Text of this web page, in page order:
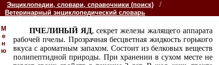
Энциклопедии, словари, справочники (поиск) /
Ветеринарный энциклопедический словарь
М
е
н
ю
ПЧЕЛИНЫЙ ЯД, секрет железы жалящего аппарата
рабочей пчелы. Прозрачная бесцветная жидкость горького
вкуса с ароматным запахом. Состоит из белковых веществ
полипептидной природы. При хранении в сухом месте не